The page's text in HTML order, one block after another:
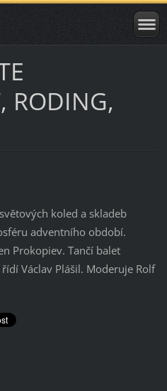
RODING,
koled a skladeb
adventního období.
Prokopiev. Tančí balet
Václav Plášil. Moderuje Rolf